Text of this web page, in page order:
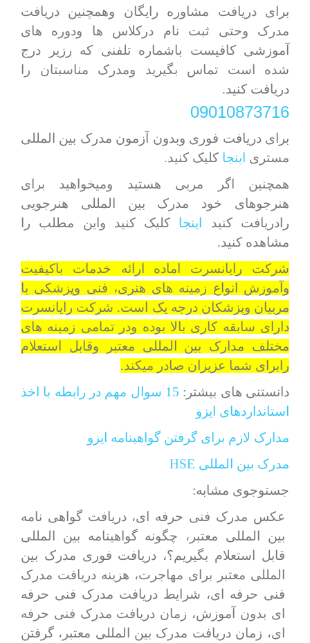
برای دریافت مشاوره رایگان وهمچنین دریافت
مدرک وحتی ثبت نام درکلاس ها ودوره های
آموزشی کافیست باشماره تلفنی که رزیر درج
شده است تماس بگیرید ومدرک مناسبتان را
دریافت کنید.
09010873716
برای دریافت فوری وبدون آزمون مدرک بین المللی
مستری اینجا کلیک کنید.
همچنین اگر مربی هستید ومیخواهید برای
هنرجوهای خود مدرک بین المللی هنرجویی
رادریافت کنید اینجا کلیک کنید واین مطلب را
مشاهده کنید.
شرکت رایانسرت اماده ارائه خدمات باکیفیت
وآموزش انواع زمینه های هنری، فنی وپزشکی با
مربیان وپزشکان درجه یک است. شرکت رایانسرت
دارای سابقه کاری بالا بوده ودر تمامی زمینه های
مختلف مدارک بین المللی معتبر وقابل استعلام
رابرای شما عزیزان صادر میکند.
دانستنی های بیشتر:
15 سوال مهم در رابطه با اخذ
استانداردهای ایزو
مدارک لازم برای گرفتن گواهینامه ایزو
مدرک بین المللی HSE
جستوجوی مشابه:
عکس مدرک فنی حرفه ای، دریافت گواهی نامه
بین المللی معتبر، چگونه گواهینامه بین المللی
قابل استعلام بگیریم؟، دریافت فوری مدرک بین
المللی معتبر برای مهاجرت، هزینه دریافت مدرک
فنی حرفه ای، شرایط دریافت مدرک فنی حرفه
ای بدون آموزش، زمان دریافت مدرک فنی حرفه
ای، زمان دریافت مدرک بین المللی معتبر، گرفتن